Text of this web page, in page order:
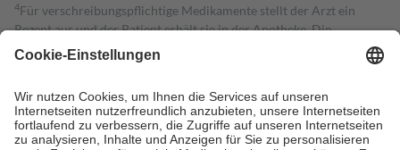
4Für verschreibungspflichtige Medikamente stellt der Arzt ein
Rezept aus und der Patient erhält sie in der Apotheke. Die
gesetzliche Krankenversicherung übernimmt in der Regel die
Kosten dafür, der Versicherte trägt einen Teil davon als Zuzahlung
Grundsätzlich leisten Mitglieder Zuzahlungen in Höhe von zehn
Prozent des Abgabepreises,mindestens jedochfünf Euround
höchstens zehn Euro.Es sind jedoch nie mehr als die tatsächlichen